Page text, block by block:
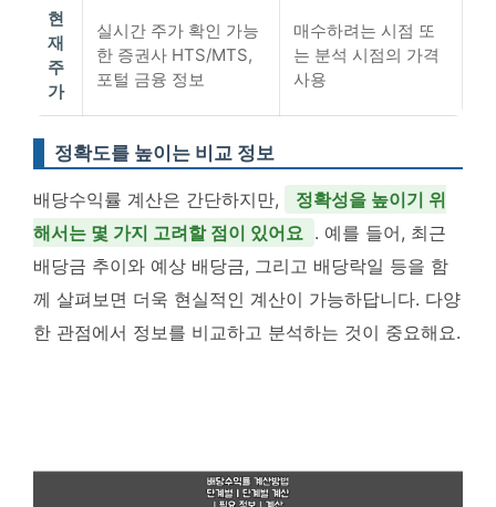
현
재
주
가
실시간 주가 확인 가능
한 증권사 HTS/MTS,
포털 금융 정보
매수하려는 시점 또
는 분석 시점의 가격
사용
정확도를 높이는 비교 정보
배당수익률 계산은 간단하지만,
정확성을 높이기 위
해서는 몇 가지 고려할 점이 있어요 . 예를 들어, 최근
배당금 추이와 예상 배당금, 그리고 배당락일 등을 함
께 살펴보면 더욱 현실적인 계산이 가능하답니다. 다양
한 관점에서 정보를 비교하고 분석하는 것이 중요해요.